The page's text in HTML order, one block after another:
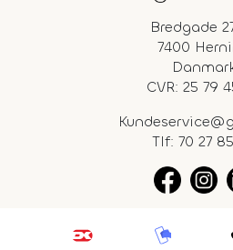
Bredgade
7400
CVR: 25 79
Tlf: 70 27